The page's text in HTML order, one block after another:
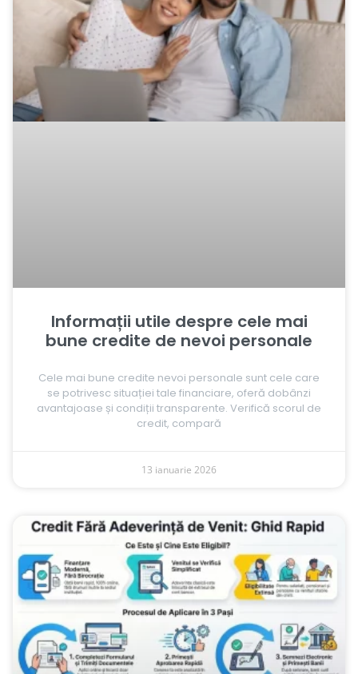
Informații utile despre cele mai
bune credite de nevoi personale
Cele mai bune credite nevoi personale sunt cele care
se potrivesc situației tale financiare, oferă dobânzi
avantajoase și condiții transparente. Verifică scorul de
credit, compară
13 ianuarie 2026